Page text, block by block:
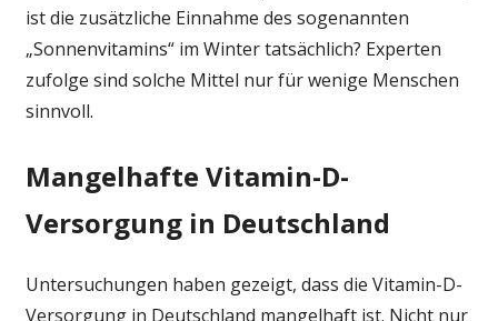
Präparate
zu
ist die zusätzliche Einnahme des sogenannten
„Sonnenvitamins“ im Winter tatsächlich? Experten
zufolge sind solche Mittel nur für wenige Menschen
sinnvoll.
Mangelhafte Vitamin-D-
Versorgung in Deutschland
Untersuchungen haben gezeigt, dass die Vitamin-D-
Versorgung in Deutschland mangelhaft ist. Nicht nur